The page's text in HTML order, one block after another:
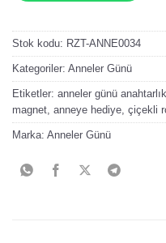
Stok kodu: RZT-ANNE0034
Kategoriler: Anneler Günü
Etiketler: anneler günü anahtarlık
magnet, anneye hediye, çiçekli
Marka: Anneler Günü